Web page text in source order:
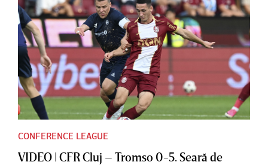
CONFERENCE LEAGUE
VIDEO | CFR Cluj – Tromso 0-5. Seară de